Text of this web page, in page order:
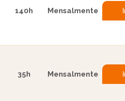
140h Mensalmente
35h Mensalmente